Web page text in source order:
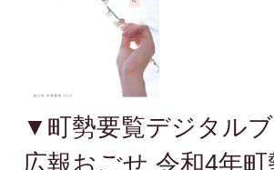
▼町勢要覧デジタル
広報おごせ 令和4年